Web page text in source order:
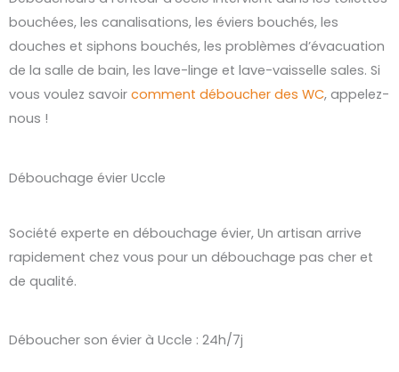
bouchées, les canalisations, les éviers bouchés, les
douches et siphons bouchés, les problèmes d’évacuation
de la salle de bain, les lave-linge et lave-vaisselle sales. Si
vous voulez savoir comment déboucher des WC, appelez-
nous !
Débouchage évier Uccle
Société experte en débouchage évier, Un artisan arrive
rapidement chez vous pour un débouchage pas cher et
de qualité.
Déboucher son évier à Uccle : 24h/7j